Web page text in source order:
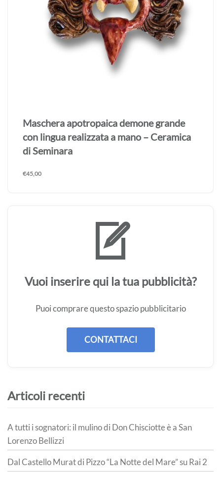
Maschera apotropaica demone grande
con lingua realizzata a mano – Ceramica
di Seminara
€45,00
Vuoi inserire qui la tua pubblicità?
Puoi comprare questo spazio pubblicitario
CONTATTACI
Articoli recenti
A tutti i sognatori: il mulino di Don Chisciotte è a San
Lorenzo Bellizzi
Dal Castello Murat di Pizzo “La Notte del Mare” su Rai 2